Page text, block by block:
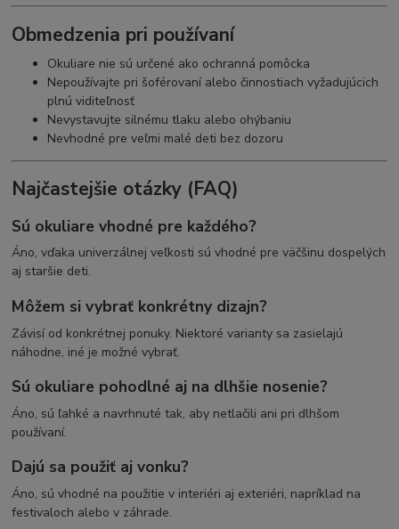
Obmedzenia pri používaní
Okuliare nie sú určené ako ochranná pomôcka
Nepoužívajte pri šoférovaní alebo činnostiach vyžadujúcich
plnú viditeľnosť
Nevystavujte silnému tlaku alebo ohýbaniu
Nevhodné pre veľmi malé deti bez dozoru
Najčastejšie otázky (FAQ)
Sú okuliare vhodné pre každého?
Áno, vďaka univerzálnej veľkosti sú vhodné pre väčšinu dospelých
aj staršie deti.
Môžem si vybrať konkrétny dizajn?
Závisí od konkrétnej ponuky. Niektoré varianty sa zasielajú
náhodne, iné je možné vybrať.
Sú okuliare pohodlné aj na dlhšie nosenie?
Áno, sú ľahké a navrhnuté tak, aby netlačili ani pri dlhšom
používaní.
Dajú sa použiť aj vonku?
Áno, sú vhodné na použitie v interiéri aj exteriéri, napríklad na
festivaloch alebo v záhrade.